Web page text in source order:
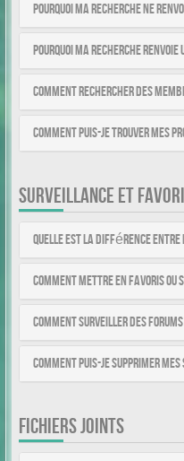
Pourquoi ma recherche ne
Pourquoi ma recherche renvoie
Comment rechercher des
Comment puis-je trouver mes
SURVEILLANCE ET
Quelle est la différence
Comment mettre en favoris ou
Comment surveiller des
Comment puis-je supprimer
FICHIERS JOINTS